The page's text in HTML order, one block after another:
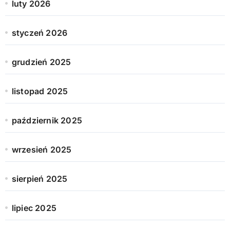
luty 2026
styczeń 2026
grudzień 2025
listopad 2025
październik 2025
wrzesień 2025
sierpień 2025
lipiec 2025